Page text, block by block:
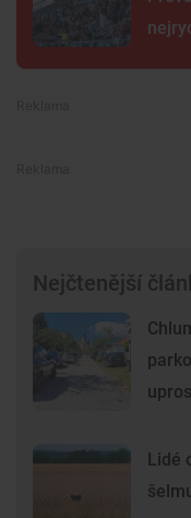
Nejčtenější
Lidé